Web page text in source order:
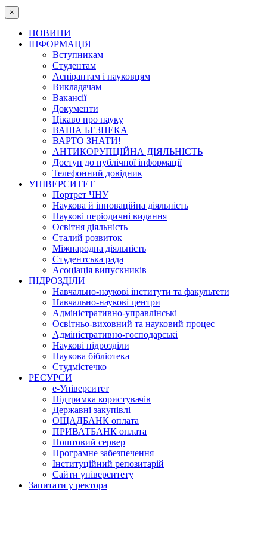
×
НОВИНИ
ІНФОРМАЦІЯ
Вступникам
Студентам
Аспірантам і науковцям
Викладачам
Вакансії
Документи
Цікаво про науку
ВАША БЕЗПЕКА
ВАРТО ЗНАТИ!
АНТИКОРУПЦІЙНА ДІЯЛЬНІСТЬ
Доступ до публічної інформації
Телефонний довідник
УНІВЕРСИТЕТ
Портрет ЧНУ
Наукова й інноваційна діяльність
Наукові періодичні видання
Освітня діяльність
Сталий розвиток
Міжнародна діяльність
Студентська рада
Асоціація випускників
ПІДРОЗДІЛИ
Навчально-наукові інститути та факультети
Навчально-наукові центри
Адміністративно-управлінські
Освітньо-виховний та науковий процес
Адміністративно-господарські
Наукові підрозділи
Наукова бібліотека
Студмістечко
РЕСУРСИ
е-Університет
Підтримка користувачів
Державні закупівлі
ОЩАДБАНК оплата
ПРИВАТБАНК оплата
Поштовий сервер
Програмне забезпечення
Інституційний репозитарій
Сайти університету
Запитати у ректора